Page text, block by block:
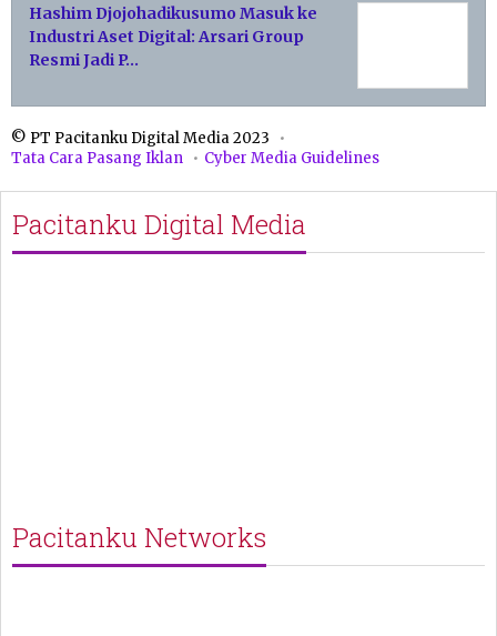
Hashim Djojohadikusumo Masuk ke
Industri Aset Digital: Arsari Group
Resmi Jadi P…
© PT Pacitanku Digital Media 2023
Tata Cara Pasang Iklan
Cyber Media Guidelines
Pacitanku Digital Media
Pacitanku Networks